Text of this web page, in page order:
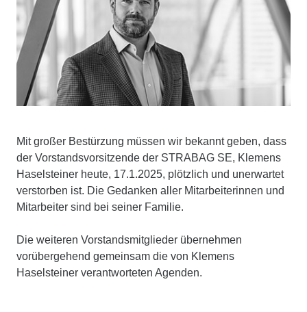
Mit großer Bestürzung müssen wir bekannt geben, dass
der Vorstandsvorsitzende der STRABAG SE, Klemens
Haselsteiner heute, 17.1.2025, plötzlich und unerwartet
verstorben ist. Die Gedanken aller Mitarbeiterinnen und
Mitarbeiter sind bei seiner Familie.
Die weiteren Vorstandsmitglieder übernehmen
vorübergehend gemeinsam die von Klemens
Haselsteiner verantworteten Agenden.